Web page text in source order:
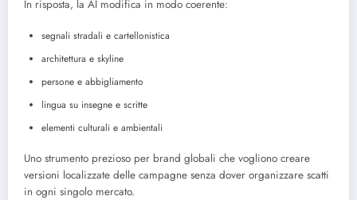
In risposta, la AI modifica in modo coerente:
segnali stradali e cartellonistica
architettura e skyline
persone e abbigliamento
lingua su insegne e scritte
elementi culturali e ambientali
Uno strumento prezioso per brand globali che vogliono creare
versioni localizzate delle campagne senza dover organizzare scatti
in ogni singolo mercato.